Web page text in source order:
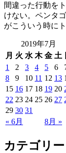
間違った行動を
けない。ペンタ
がこういう時に
2019年7月
月 火 水 木 金 土
« 6月 8月 »
1 2 3 4 5 6
8
9 10 11 12 13
15 16 17 18 19 20
22 23 24 25 26 27
29 30 31
カテゴリー